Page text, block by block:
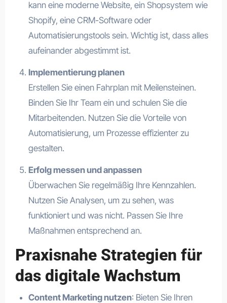
kann eine moderne Website, ein Shopsystem wie
Shopify, eine CRM-Software oder
Automatisierungstools sein. Wichtig ist, dass alles
aufeinander abgestimmt ist.
Implementierung planen
Erstellen Sie einen Fahrplan mit Meilensteinen.
Binden Sie Ihr Team ein und schulen Sie die
Mitarbeitenden. Nutzen Sie die Vorteile von
Automatisierung, um Prozesse effizienter zu
gestalten.
Erfolg messen und anpassen
Überwachen Sie regelmäßig Ihre Kennzahlen.
Nutzen Sie Analysen, um zu sehen, was
funktioniert und was nicht. Passen Sie Ihre
Maßnahmen entsprechend an.
Praxisnahe Strategien für
das digitale Wachstum
Content Marketing nutzen: Bieten Sie Ihren